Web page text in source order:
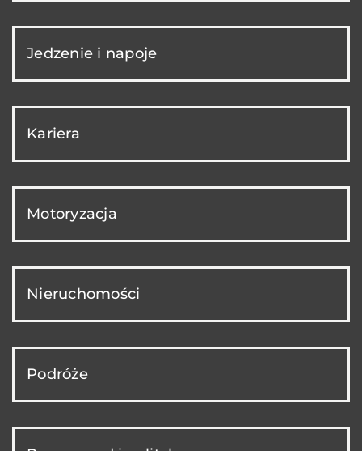
Jedzenie i napoje
Kariera
Motoryzacja
Nieruchomości
Podróże